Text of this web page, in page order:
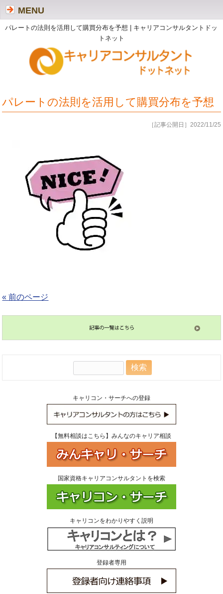
パレートの法則を活用して購買分布を予想 | キャリアコンサルタントドッ
トネット
MENU
パレートの法則を活用して購買分布を予想
［記事公開日］2022/11/25
« 前のページ
キャリコン・サーチへの登録
【無料相談はこちら】みんなのキャリア相談
国家資格キャリアコンサルタントを検索
キャリコンをわかりやすく説明
登録者専用